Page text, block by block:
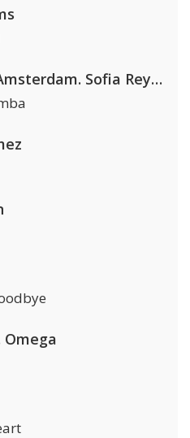
Kris Kross Amsterdam. Sofia Reyes & Tinie Tempah
Omega